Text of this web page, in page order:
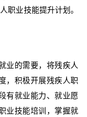
职业技能提升计划。
业的需要，将残疾人
，积极开展残疾人职
有就业能力、就业愿
业技能培训，掌握就